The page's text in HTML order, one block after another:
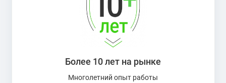
Более 10 лет на рынке
Многолетний опыт работы